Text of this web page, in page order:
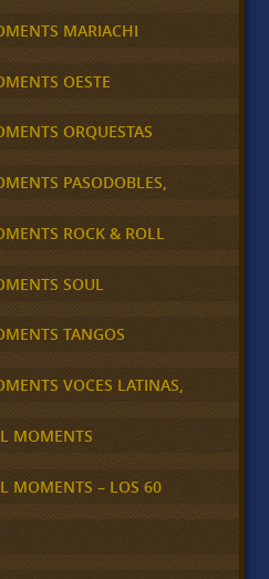
MARIACHI
OESTE
ORQUESTAS
PASODOBLES,
ROCK & ROLL
SOUL
TANGOS
VOCES LATINAS,
MOMENTS
MOMENTS – LOS 60